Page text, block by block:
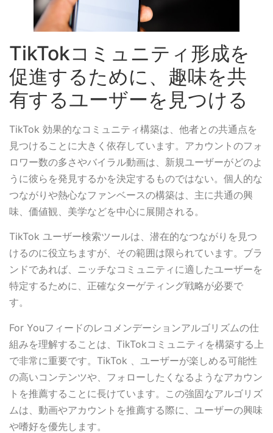
TikTokコミュニティ形成を
促進するために、趣味を共
有するユーザーを見つける
TikTok 効果的なコミュニティ構築は、他者との共通点を
見つけることに大きく依存しています。アカウントのフォ
ロワー数の多さやバイラル動画は、新規ユーザーがどのよ
うに彼らを発見するかを決定するものではない。個人的な
つながりや熱心なファンベースの構築は、主に共通の興
味、価値観、美学などを中心に展開される。
TikTok ユーザー検索ツールは、潜在的なつながりを見つ
けるのに役立ちますが、その範囲は限られています。ブラ
ンドであれば、ニッチなコミュニティに適したユーザーを
特定するために、正確なターゲティング戦略が必要で
す。
For Youフィードのレコメンデーションアルゴリズムの仕
組みを理解することは、TikTokコミュニティを構築する上
で非常に重要です。TikTok 、ユーザーが楽しめる可能性
の高いコンテンツや、フォローしたくなるようなアカウン
トを推薦することに長けています。この強固なアルゴリズ
ムは、動画やアカウントを推薦する際に、ユーザーの興味
や嗜好を優先します。